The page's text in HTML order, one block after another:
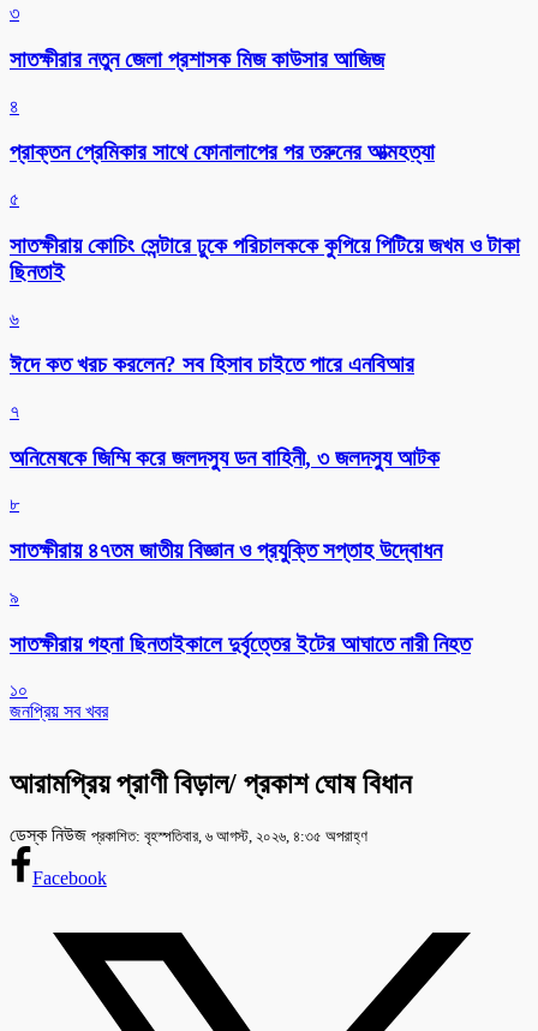
৩
সাতক্ষীরার নতুন জেলা প্রশাসক মিজ কাউসার আজিজ
৪
প্রাক্তন প্রেমিকার সাথে ফোনালাপের পর তরুনের আত্মহত্যা
৫
সাতক্ষীরায় কোচিং সেন্টারে ঢুকে পরিচালককে কুপিয়ে পিটিয়ে জখম ও টাকা
ছিনতাই
৬
ঈদে কত খরচ করলেন? সব হিসাব চাইতে পারে এনবিআর
৭
অনিমেষকে জিম্মি করে জলদস্যু ডন বাহিনী, ৩ জলদস্যু আটক
৮
সাতক্ষীরায় ৪৭তম জাতীয় বিজ্ঞান ও প্রযুক্তি সপ্তাহ উদ্বোধন
৯
সাতক্ষীরায় গহনা ছিনতাইকালে দুর্বৃত্তের ইটের আঘাতে নারী নিহত
১০
জনপ্রিয় সব খবর
আরামপ্রিয় প্রাণী বিড়াল/ প্রকাশ ঘোষ বিধান
ডেস্ক নিউজ প্রকাশিত: বৃহস্পতিবার, ৬ আগস্ট, ২০২৬, ৪:৩৫ অপরাহ্ণ
Facebook